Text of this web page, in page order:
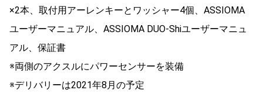
×2本、取付用アーレンキーとワッシャー4個、ASSIOMA
ユーザーマニュアル、ASSIOMA DUO-Shiユーザーマニュ
アル、保証書
※両側のアクスルにパワーセンサーを装備
※デリバリーは2021年8月の予定